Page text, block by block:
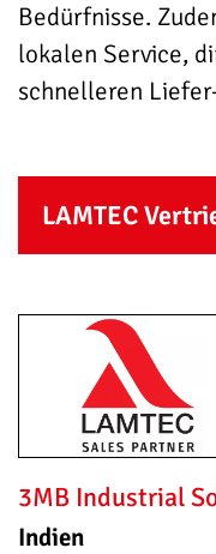
Bedürfnisse.
lokalen Service,
schnelleren
LAMTEC
3MB Industrial
Indien